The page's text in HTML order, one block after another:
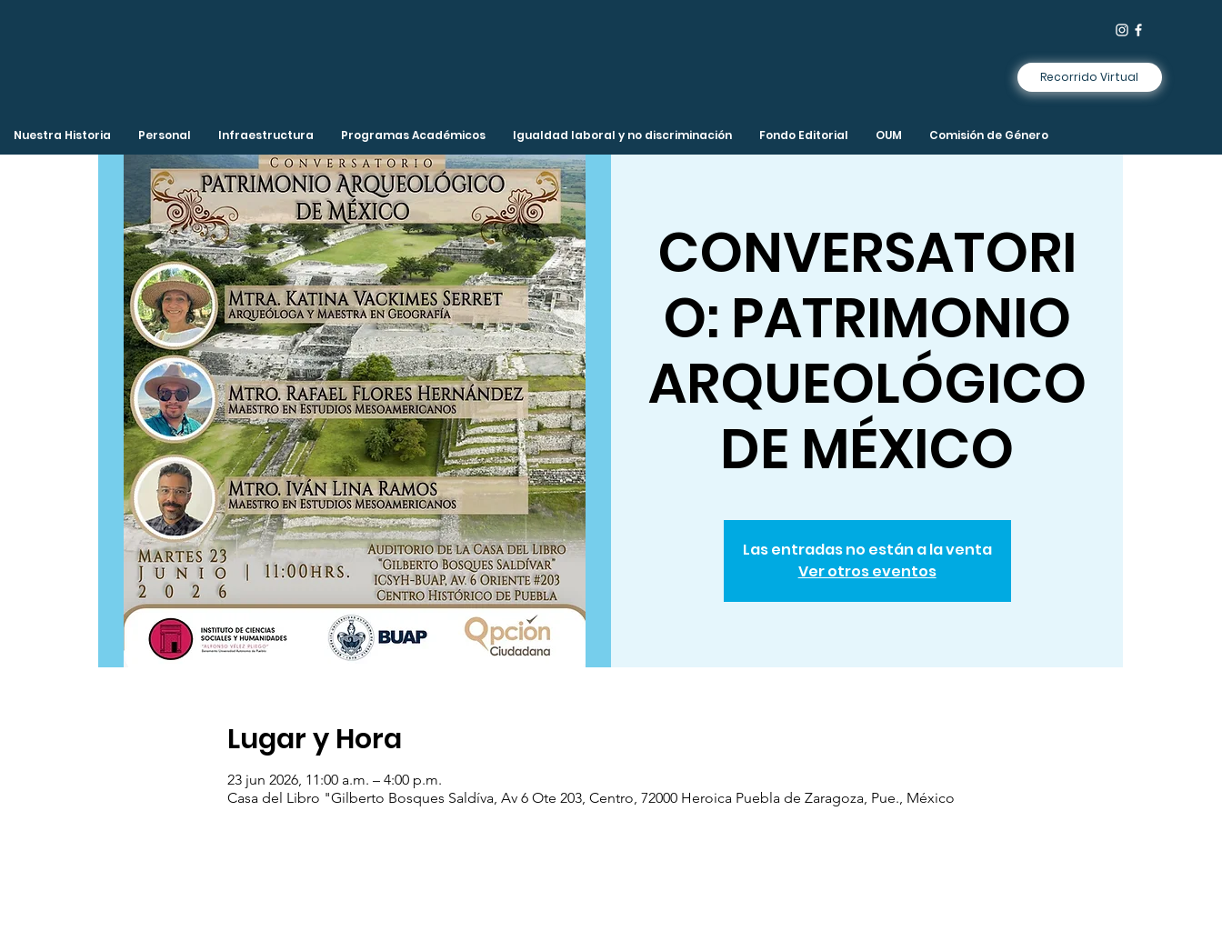
Nuestra Historia Personal Infraestructura Programas Académicos Igualdad laboral y no discriminación Fondo Editorial OUM Comisión de Género
Recorrido Virtual
CONVERSATORI
O: PATRIMONIO
ARQUEOLÓGICO
DE MÉXICO
Las entradas no están a la venta
Ver otros eventos
Lugar y Hora
23 jun 2026, 11:00 a.m. – 4:00 p.m.
Casa del Libro "Gilberto Bosques Saldíva, Av 6 Ote 203, Centro, 72000 Heroica Puebla de Zaragoza, Pue., México